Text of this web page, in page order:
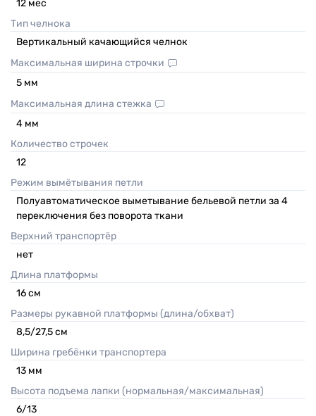
12 мес
Тип челнока
Вертикальный качающийся челнок
Максимальная ширина строчки
5 мм
Максимальная длина стежка
4 мм
Количество строчек
12
Режим вымётывания петли
Полуавтоматическое выметывание бельевой петли за 4
переключения без поворота ткани
Верхний транспортёр
нет
Длина платформы
16см
Размеры рукавной платформы (длина/обхват)
8,5/27,5см
Ширина гребёнки транспортера
13 мм
Высота подъема лапки (нормальная/максимальная)
6/13